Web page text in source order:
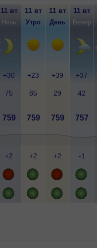
11 вт 11 вт 11 вт 11 вт
Ночь Утро День Вечер
+30 +23 +39 +37
75 85 29 42
759 759 759 757
+2 +2 +2 -1